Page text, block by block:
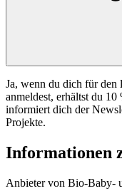
Ja, wenn du dich für
anmeldest, erhältst du
informiert dich der
Projekte.
Informationen
Anbieter von Bio-Baby-